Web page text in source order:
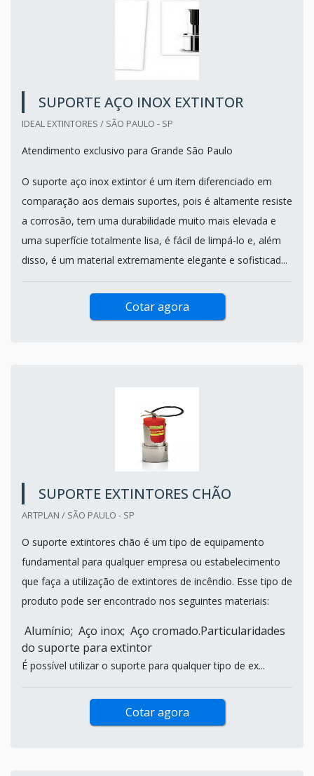
SUPORTE AÇO INOX EXTINTOR
IDEAL EXTINTORES / SÃO PAULO - SP
Atendimento exclusivo para Grande São Paulo
O suporte aço inox extintor é um item diferenciado em
comparação aos demais suportes, pois é altamente resiste
a corrosão, tem uma durabilidade muito mais elevada e
uma superfície totalmente lisa, é fácil de limpá-lo e, além
disso, é um material extremamente elegante e sofisticad...
Cotar agora
SUPORTE EXTINTORES CHÃO
ARTPLAN / SÃO PAULO - SP
O suporte extintores chão é um tipo de equipamento
fundamental para qualquer empresa ou estabelecimento
que faça a utilização de extintores de incêndio. Esse tipo de
produto pode ser encontrado nos seguintes materiais:
Alumínio; Aço inox; Aço cromado.Particularidades
do suporte para extintor
É possível utilizar o suporte para qualquer tipo de ex...
Cotar agora